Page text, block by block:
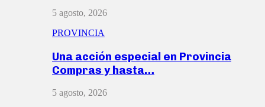
5 agosto, 2026
PROVINCIA
Una acción especial en Provincia
Compras y hasta…
5 agosto, 2026